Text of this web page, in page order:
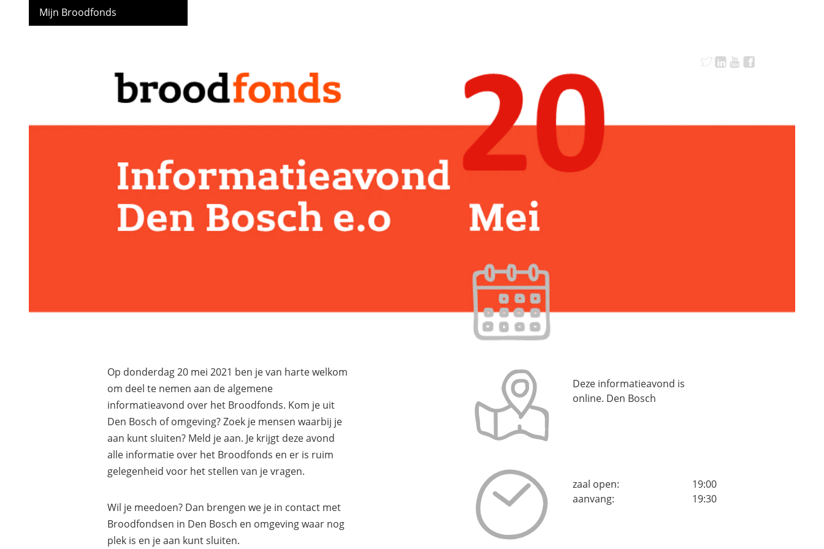
Mijn Broodfonds
Op donderdag 20 mei 2021 ben je van harte welkom
om deel te nemen aan de algemene
informatieavond over het Broodfonds. Kom je uit
Den Bosch of omgeving? Zoek je mensen waarbij je
aan kunt sluiten? Meld je aan. Je krijgt deze avond
alle informatie over het Broodfonds en er is ruim
gelegenheid voor het stellen van je vragen.
Wil je meedoen? Dan brengen we je in contact met
Broodfondsen in Den Bosch en omgeving waar nog
plek is en je aan kunt sluiten.
Deze informatieavond is
online. Den Bosch
zaal open:
19:00
aanvang:
19:30